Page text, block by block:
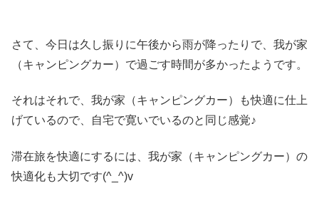
さて、今日は久し振りに午後から雨が降ったりで、我が家
（キャンピングカー）で過ごす時間が多かったようです。
それはそれで、我が家（キャンピングカー）も快適に仕上
げているので、自宅で寛いでいるのと同じ感覚♪
滞在旅を快適にするには、我が家（キャンピングカー）の
快適化も大切です(^_^)v